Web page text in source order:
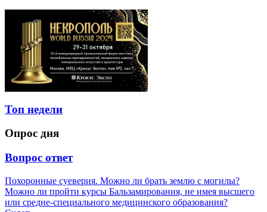
Топ недели
Опрос дня
Вопрос ответ
Похоронные суеверия. Можно ли брать землю с могилы?
Можно ли пройти курсы Бальзамирования, не имея высшего
или средне-специального медицинского образования?